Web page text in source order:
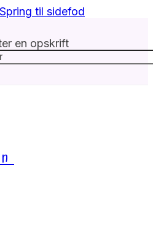
Spring til sidefod
en opskrift